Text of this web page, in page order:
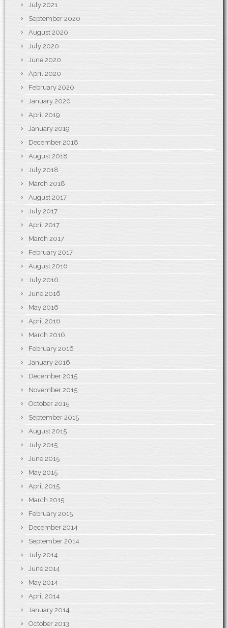
July 2021
September 2020
August 2020
July 2020
June 2020
April 2020
February 2020
January 2020
April 2019
January 2019
December 2018
August 2018
July 2018
March 2018
August 2017
July 2017
April 2017
March 2017
February 2017
August 2016
July 2016
June 2016
May 2016
April 2016
March 2016
February 2016
January 2016
December 2015
November 2015
October 2015
September 2015
August 2015
July 2015
June 2015
May 2015
April 2015
March 2015
February 2015
December 2014
September 2014
July 2014
June 2014
May 2014
April 2014
January 2014
October 2013